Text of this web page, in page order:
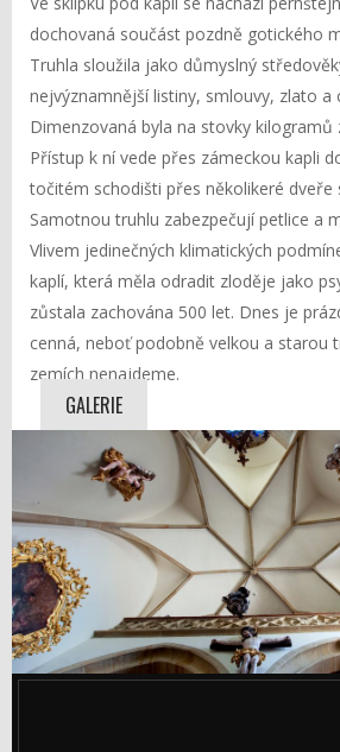
dochovaná součást pozdně gotického
Truhla sloužila jako důmyslný
nejvýznamnější listiny, smlouvy, zlato a
Dimenzovaná byla na stovky kilogramů
Přístup k ní vede přes zámeckou kapli
točitém schodišti přes několikeré dveře
Samotnou truhlu zabezpečují petlice a
Vlivem jedinečných klimatických
kaplí, která měla odradit zloděje jako
zůstala zachována 500 let. Dnes je
cenná, neboť podobně velkou a starou
zemích nenajdeme.
GALERIE